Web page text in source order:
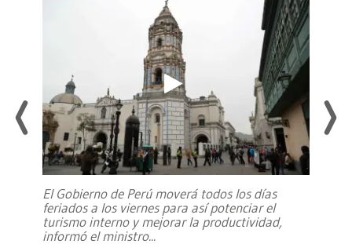
El Gobierno de Perú moverá todos los días
feriados a los viernes para así potenciar el
turismo interno y mejorar la productividad,
informó el ministro...